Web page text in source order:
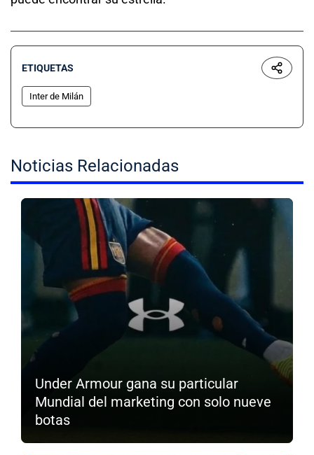
ETIQUETAS
Inter de Milán
Noticias Relacionadas
Under Armour gana su particular
Mundial del marketing con solo nueve
botas